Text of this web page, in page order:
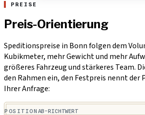
PREISE
Preis-Orientierung
Speditionspreise in Bonn folgen dem
Kubikmeter, mehr Gewicht und mehr
größeres Fahrzeug und stärkeres Team.
den Rahmen ein, den Festpreis nennt
Ihrer Anfrage:
POSITION AB-RICHTWERT